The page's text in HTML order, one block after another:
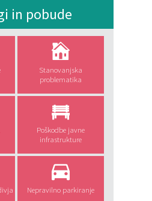
in pobude
Stanovanjska
problematika
Poškodbe javne
infrastrukture
Nepravilno parkiranje